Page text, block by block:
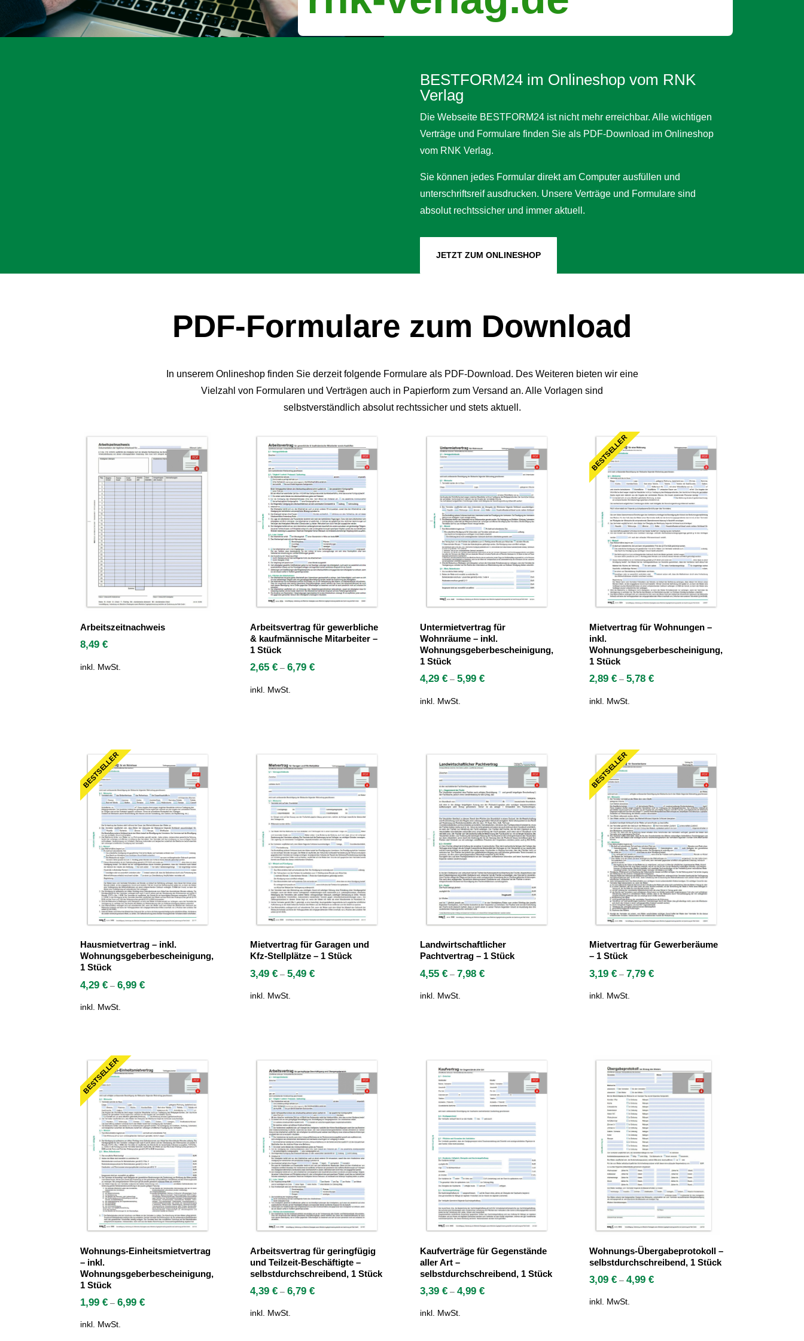
BESTFORM24 im Onlineshop vom RNK
Verlag
Die Webseite BESTFORM24 ist nicht mehr erreichbar. Alle wichtigen
Verträge und Formulare finden Sie als PDF-Download im Onlineshop
vom RNK Verlag.
Sie können jedes Formular direkt am Computer ausfüllen und
unterschriftsreif ausdrucken. Unsere Verträge und Formulare sind
absolut rechtssicher und immer aktuell.
JETZT ZUM ONLINESHOP
PDF-Formulare zum Download
In unserem Onlineshop finden Sie derzeit folgende Formulare als PDF-Download. Des Weiteren bieten wir eine
Vielzahl von Formularen und Verträgen auch in Papierform zum Versand an. Alle Vorlagen sind
selbstverständlich absolut rechtssicher und stets aktuell.
Arbeitszeitnachweis
8,49€
inkl. MwSt.
Arbeitsvertrag für gewerbliche
& kaufmännische Mitarbeiter –
1 Stück
2,65 €– 6,79 €
inkl. MwSt.
Untermietvertrag für
Wohnräume – inkl.
Wohnungsgeberbescheinigung,
1 Stück
4,29 €– 5,99 €
inkl. MwSt.
Mietvertrag für Wohnungen –
inkl.
Wohnungsgeberbescheinigung,
1 Stück
2,89€ –5,78€
inkl. MwSt.
BESTSELLER
Hausmietvertrag – inkl.
Wohnungsgeberbescheinigung,
1 Stück
4,29€ –6,99€
inkl. MwSt.
BESTSELLER
Mietvertrag für Garagen und
Kfz-Stellplätze – 1 Stück
3,49 €– 5,49 €
inkl. MwSt.
Landwirtschaftlicher
Pachtvertrag – 1 Stück
4,55 €– 7,98 €
inkl. MwSt.
Mietvertrag für Gewerberäume
– 1 Stück
3,19€ –7,79€
inkl. MwSt.
BESTSELLER
Wohnungs-Einheitsmietvertrag
– inkl.
Wohnungsgeberbescheinigung,
1 Stück
1,99€ –6,99€
inkl. MwSt.
BESTSELLER
Arbeitsvertrag für geringfügig
und Teilzeit-Beschäftigte –
selbstdurchschreibend, 1 Stück
4,39 €– 6,79 €
inkl. MwSt.
Kaufverträge für Gegenstände
aller Art –
selbstdurchschreibend, 1 Stück
3,39 €– 4,99 €
inkl. MwSt.
Wohnungs-Übergabeprotokoll –
selbstdurchschreibend, 1 Stück
3,09€ –4,99€
inkl. MwSt.